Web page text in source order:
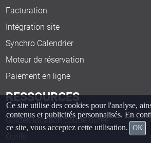
Facturation
Intégration site
Synchro Calendrier
Moteur de réservation
Paiement en ligne
RESSOURCES
Guides location courte durée
Ce site utilise des cookies pour l'analyse,
contenus et publicités personnalisés. En
ce site, vous acceptez cette utilisation.
OK